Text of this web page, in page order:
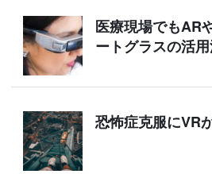
医療現場でもAR
ートグラスの活
恐怖症克服にVR